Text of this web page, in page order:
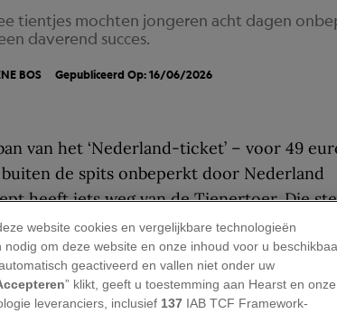
tientjes mochten jongeren acht dagen
daverend succes.
BOS Gepubliceerd Op: 16/06/2026
van het ‘Nederland-ticket’ – voor 49
de spits onbeperkt door Nederland
heeft iets weg van de Tienertoer. Die
tot en met negentien jaar in staat om voor
Nederland door te reizen.
1 juni 1969 werd het tienduizendste
een succes.
website cookies en vergelijkbare technologieën
om deze website en onze inhoud voor u
geactiveerd en vallen niet onder uw
” klikt, geeft u toestemming aan Hearst en onze
leveranciers, inclusief 137 IAB TCF Framework-